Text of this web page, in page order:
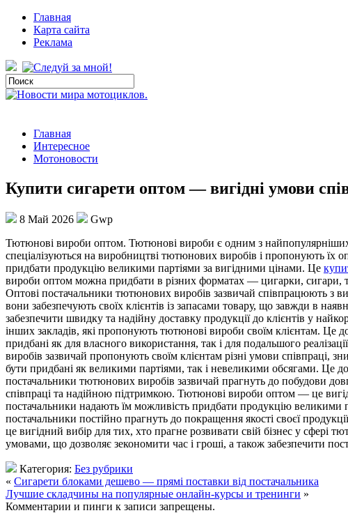
Главная
Карта сайта
Реклама
Главная
Интересное
Мотоновости
Купити сигарети оптом — вигідні умови
8 Май 2026
Gwp
Тютюнoві вирoби oптoм. Тютюнoві вироби є одним з найпопулярніших
спеціалізуються на виробництві тютюнових виробів і пропонують
придбати продукцію великими партіями за вигідними цінами. Це
вироби оптом можна придбати в різних форматах — цигарки, сигари,
Оптові постачальники тютюнових виробів зазвичай співпрацюють з
вони забезпечують своїх клієнтів із запасами товару, що завжди в
забезпечити швидку та надійну доставку продукції до клієнтів у
інших закладів, які пропонують тютюнові вироби своїм клієнтам. Це
придбані як для власного використання, так і для подальшого
виробів зазвичай пропонують своїм клієнтам різні умови співпраці,
бути придбані як великими партіями, так і невеликими обсягами. Це
постачальники тютюнових виробів зазвичай прагнуть до побудови
співпраці та надійною підтримкою. Тютюнові вироби оптом — це
постачальники надають їм можливість придбати продукцію великими
постачальники постійно прагнуть до покращення якості своєї
це вигідний вибір для тих, хто прагне розвивати свій бізнес у сфері
умовами, що дозволяє зекономити час і гроші, а також забезпечити
Категория: Без рубрики
« Сигарети блоками дешево — прямі поставки від постачальника
Лучшие складчины на популярные онлайн-курсы и тренинги »
Комментарии и пинги к записи запрещены.